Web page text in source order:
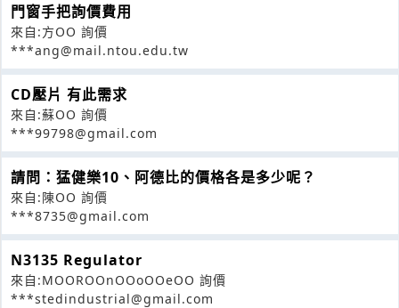
門窗手把詢價費用
來自:方OO 詢價
***ang@mail.ntou.edu.tw
CD壓片 有此需求
來自:蘇OO 詢價
***99798@gmail.com
請問：猛健樂10、阿德比的價格各是多少呢？
來自:陳OO 詢價
***8735@gmail.com
N3135 Regulator
來自:MOOROOnOOoOOeOO 詢價
***stedindustrial@gmail.com